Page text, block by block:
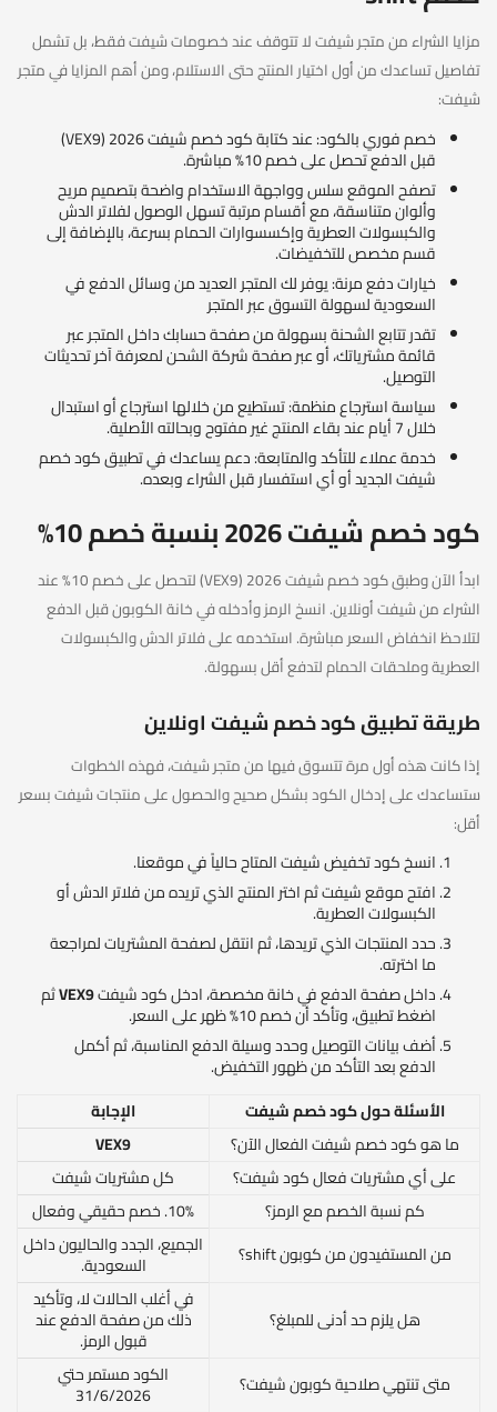
مزايا الشراء من متجر شيفت لا تتوقف عند خصومات شيفت فقط، بل تشمل
تفاصيل تساعدك من أول اختيار المنتج حتى الاستلام، ومن أهم المزايا في متجر
شيفت:
خصم فوري بالكود: عند كتابة كود خصم شيفت 2026 (VEX9)
قبل الدفع تحصل على خصم 10% مباشرة.
تصفح الموقع سلس وواجهة الاستخدام واضحة بتصميم مريح
وألوان متناسقة، مع أقسام مرتبة تسهل الوصول لفلاتر الدش
والكبسولات العطرية وإكسسوارات الحمام بسرعة، بالإضافة إلى
قسم مخصص للتخفيضات.
خيارات دفع مرنة: يوفر لك المتجر العديد من وسائل الدفع في
السعودية لسهولة التسوق عبر المتجر
تقدر تتابع الشحنة بسهولة من صفحة حسابك داخل المتجر عبر
قائمة مشترياتك، أو عبر صفحة شركة الشحن لمعرفة آخر تحديثات
التوصيل.
سياسة استرجاع منظمة: تستطيع من خلالها استرجاع أو استبدال
خلال 7 أيام عند بقاء المنتج غير مفتوح وبحالته الأصلية.
خدمة عملاء للتأكد والمتابعة: دعم يساعدك في تطبيق كود خصم
شيفت الجديد أو أي استفسار قبل الشراء وبعده.
كود خصم شيفت 2026 بنسبة خصم 10%
ابدأ الآن وطبق كود خصم شيفت 2026 (VEX9) لتحصل على خصم 10% عند
الشراء من شيفت أونلاين. انسخ الرمز وأدخله في خانة الكوبون قبل الدفع
لتلاحظ انخفاض السعر مباشرة. استخدمه على فلاتر الدش والكبسولات
العطرية وملحقات الحمام لتدفع أقل بسهولة.
طريقة تطبيق كود خصم شيفت اونلاين
إذا كانت هذه أول مرة تتسوق فيها من متجر شيفت، فهذه الخطوات
ستساعدك على إدخال الكود بشكل صحيح والحصول على منتجات شيفت بسعر
أقل:
انسخ كود تخفيض شيفت المتاح حالياً في موقعنا.
افتح موقع شيفت ثم اختر المنتج الذي تريده من فلاتر الدش أو
الكبسولات العطرية.
حدد المنتجات الذي تريدها، ثم انتقل لصفحة المشتريات لمراجعة
ما اخترته.
داخل صفحة الدفع في خانة مخصصة، ادخل كود شيفتVEX9ثم
اضغط تطبيق، وتأكد أن خصم 10% ظهر على السعر.
أضف بيانات التوصيل وحدد وسيلة الدفع المناسبة، ثم أكمل
الدفع بعد التأكد من ظهور التخفيض.
الأسئلة حول كود خصم شيفت
الإجابة
ما هو كود خصم شيفت الفعال الآن؟
VEX9
على أي مشتريات فعال كود شيفت؟
كل مشتريات شيفت
كم نسبة الخصم مع الرمز؟
10%. خصم حقيقي وفعال
من المستفيدون من كوبون shift؟
الجميع، الجدد والحاليون داخل
السعودية.
هل يلزم حد أدنى للمبلغ؟
في أغلب الحالات لا، وتأكيد
ذلك من صفحة الدفع عند
قبول الرمز.
متى تنتهي صلاحية كوبون شيفت؟
الكود مستمر حتي
31/6/2026